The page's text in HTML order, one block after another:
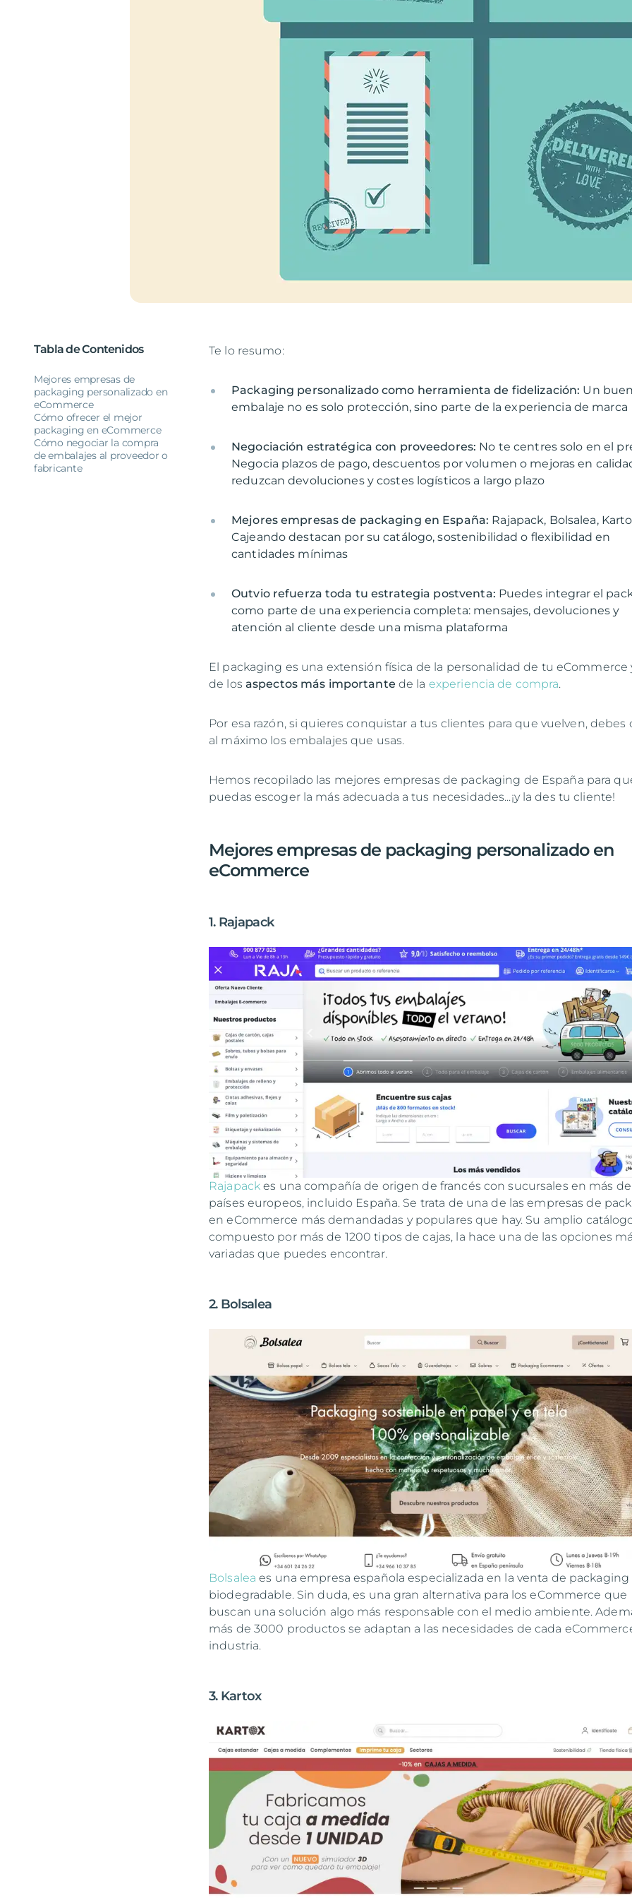
Tabla de Contenidos
Mejores empresas de
packaging personalizado en
eCommerce
Cómo ofrecer el mejor
packaging en eCommerce
Cómo negociar la compra
de embalajes al proveedor o
fabricante
Te lo resumo:
Packaging personalizado como herramienta de fidelización: Un buen
embalaje no es solo protección, sino parte de la experiencia de marca
Negociación estratégica con proveedores: No te centres solo en el
Negocia plazos de pago, descuentos por volumen o mejoras en
reduzcan devoluciones y costes logísticos a largo plazo
Mejores empresas de packaging en España: Rajapack, Bolsalea,
Cajeando destacan por su catálogo, sostenibilidad o flexibilidad en
cantidades mínimas
Outvio refuerza toda tu estrategia postventa: Puedes integrar el
como parte de una experiencia completa: mensajes, devoluciones y
atención al cliente desde una misma plataforma
El packaging es una extensión física de la personalidad de tu eCommerce
de los aspectos más importante de la experiencia de compra.
Por esa razón, si quieres conquistar a tus clientes para que vuelven, debes
al máximo los embalajes que usas.
Hemos recopilado las mejores empresas de packaging de España para
puedas escoger la más adecuada a tus necesidades...¡y la des tu cliente!
Mejores empresas de packaging personalizado en
eCommerce
1. Rajapack
Rajapack es una compañía de origen de francés con sucursales en más de
países europeos, incluido España. Se trata de una de las empresas de
en eCommerce más demandadas y populares que hay. Su amplio
compuesto por más de 1200 tipos de cajas, la hace una de las opciones
variadas que puedes encontrar.
2. Bolsalea
Bolsalea es una empresa española especializada en la venta de packaging
biodegradable. Sin duda, es una gran alternativa para los eCommerce que
buscan una solución algo más responsable con el medio ambiente.
más de 3000 productos se adaptan a las necesidades de cada
industria.
3. Kartox